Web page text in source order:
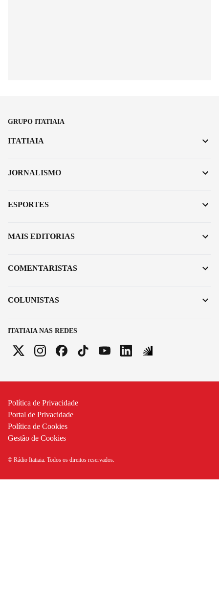
GRUPO ITATIAIA
ITATIAIA NAS REDES
ITATIAIA
JORNALISMO
ESPORTES
MAIS EDITORIAS
COMENTARISTAS
COLUNISTAS
Política de Privacidade
Portal de Privacidade
Política de Cookies
Gestão de Cookies
© Rádio Itatiaia. Todos os direitos reservados.